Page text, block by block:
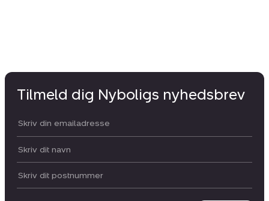
Tilmeld dig Nyboligs nyhedsbrev
Din email:
Dit navn:
Postnummer